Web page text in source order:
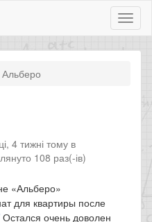
4 тижні тому в
108 раз(-ів)
«Альберо»
для квартиры после
Остался очень доволен